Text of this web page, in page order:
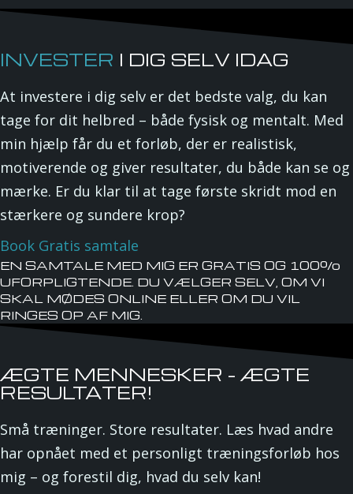
INVESTER I DIG SELV IDAG
At investere i dig selv er det bedste valg, du kan
tage for dit helbred – både fysisk og mentalt. Med
min hjælp får du et forløb, der er realistisk,
motiverende og giver resultater, du både kan se og
mærke. Er du klar til at tage første skridt mod en
stærkere og sundere krop?
Book Gratis samtale
EN SAMTALE MED MIG ER GRATIS OG 100%
UFORPLIGTENDE. DU VÆLGER SELV, OM VI
SKAL MØDES ONLINE ELLER OM DU VIL
RINGES OP AF MIG.
ÆGTE MENNESKER - ÆGTE
RESULTATER!
Små træninger. Store resultater. Læs hvad andre
har opnået med et personligt træningsforløb hos
mig – og forestil dig, hvad du selv kan!